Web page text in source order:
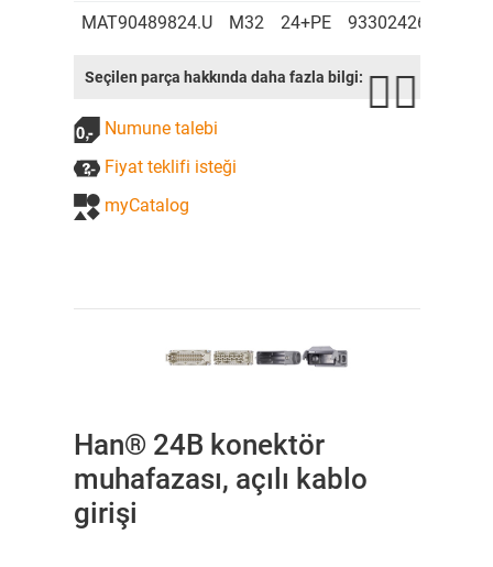
MAT90489824.U M32 24+PE 9330242601
Seçilen parça hakkında daha fazla bilgi:
Numune talebi
Fiyat teklifi isteği
myCatalog
Han® 24B konektör
muhafazası, açılı kablo
girişi